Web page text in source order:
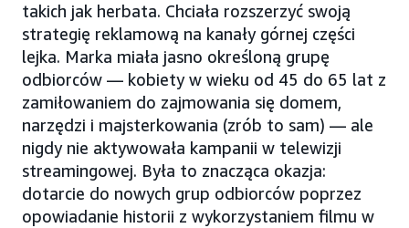
takich jak herbata. Chciała rozszerzyć swoją
strategię reklamową na kanały górnej części
lejka. Marka miała jasno określoną grupę
odbiorców — kobiety w wieku od 45 do 65 lat z
zamiłowaniem do zajmowania się domem,
narzędzi i majsterkowania (zrób to sam) — ale
nigdy nie aktywowała kampanii w telewizji
streamingowej. Była to znacząca okazja:
dotarcie do nowych grup odbiorców poprzez
opowiadanie historii z wykorzystaniem filmu w